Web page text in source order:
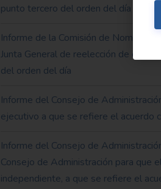
punto tercero del orden del día
Informe de la Comisión de
Junta General de reelección de
del orden del día
Informe del Consejo de
ejecutivo a que se refiere el acuerdo
Informe del Consejo de
Consejo de Administración para que
independiente, a que se refiere el